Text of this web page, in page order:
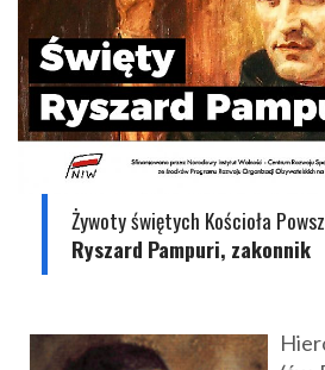
Żywoty świętych Kościoła
Ryszard Pampuri, zakonnik